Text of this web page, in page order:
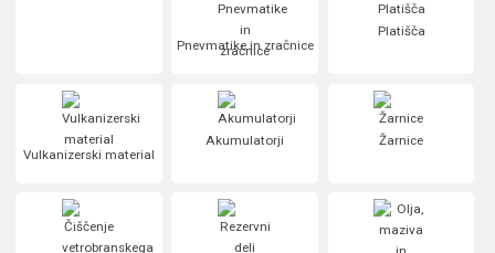
Pnevmatike in zračnice
Platišča
Vulkanizerski material
Akumulatorji Žarnice